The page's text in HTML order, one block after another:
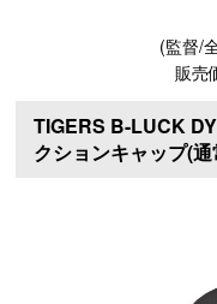
(監督/
販売
TIGERS B-LUCK
クションキャップ(